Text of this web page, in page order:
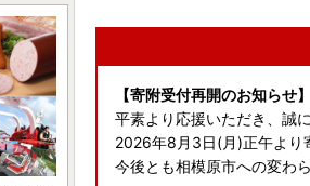
【寄附受付再開のお知らせ】
平素より応援いただき、誠
2026年8月3日(月)正午より
今後とも相模原市への変わ